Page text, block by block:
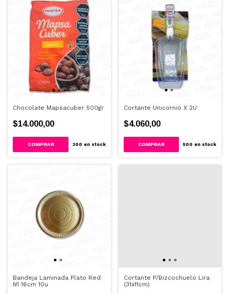
Chocolate Mapsacuber 500gr
$14.000,00
COMPRAR 300 en stock
Cortante Unicornio X 2U
$4.060,00
500 en stock
Bandeja Laminada Plato Red
N1 16cm 10u
Cortante P/Bizcochuelo Lira
(31x11cm)